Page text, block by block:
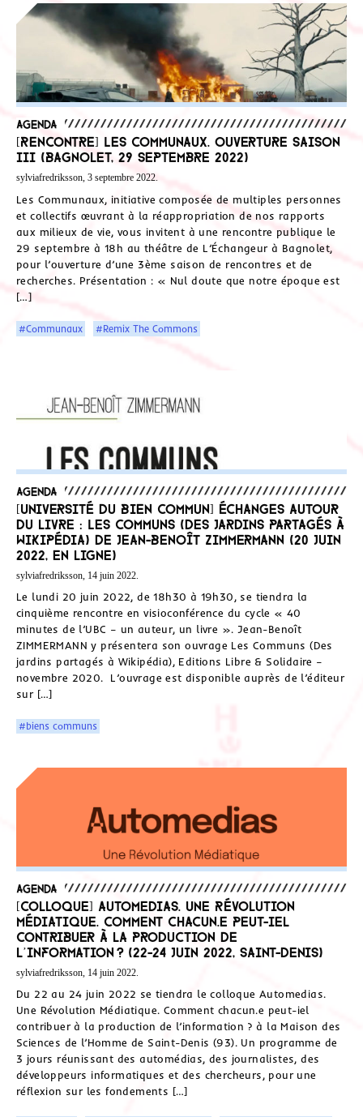
Agenda
[Rencontre] Les Communaux. Ouverture saison
III (Bagnolet, 29 septembre 2022)
sylviafredriksson, 3 septembre 2022.
Les Communaux, initiative composée de multiples personnes
et collectifs œuvrant à la réappropriation de nos rapports
aux milieux de vie, vous invitent à une rencontre publique le
29 septembre à 18h au théâtre de L’Échangeur à Bagnolet,
pour l’ouverture d’une 3ème saison de rencontres et de
recherches. Présentation : « Nul doute que notre époque est
[…]
#Communaux #Remix The Commons
Agenda
[Université du Bien Commun] Échanges autour
du livre : Les Communs (Des jardins partagés à
Wikipédia) de Jean-Benoît Zimmermann (20 juin
2022, en ligne)
sylviafredriksson, 14 juin 2022.
Le lundi 20 juin 2022, de 18h30 à 19h30, se tiendra la
cinquième rencontre en visioconférence du cycle « 40
minutes de l’UBC – un auteur, un livre ». Jean-Benoît
ZIMMERMANN y présentera son ouvrage Les Communs (Des
jardins partagés à Wikipédia), Editions Libre & Solidaire –
novembre 2020. L’ouvrage est disponible auprès de l’éditeur
sur […]
#biens communs
Agenda
[Colloque] Automedias. Une Révolution
Médiatique. Comment chacun.e peut-iel
contribuer à la production de
l’information ? (22-24 juin 2022, Saint-Denis)
sylviafredriksson, 14 juin 2022.
Du 22 au 24 juin 2022 se tiendra le colloque Automedias.
Une Révolution Médiatique. Comment chacun.e peut-iel
contribuer à la production de l’information ? à la Maison des
Sciences de l’Homme de Saint-Denis (93). Un programme de
3 jours réunissant des automédias, des journalistes, des
développeurs informatiques et des chercheurs, pour une
réflexion sur les fondements […]